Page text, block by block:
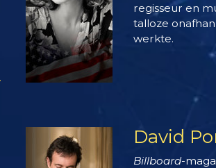
regisseur en
talloze
werkte.
David
Billboard-